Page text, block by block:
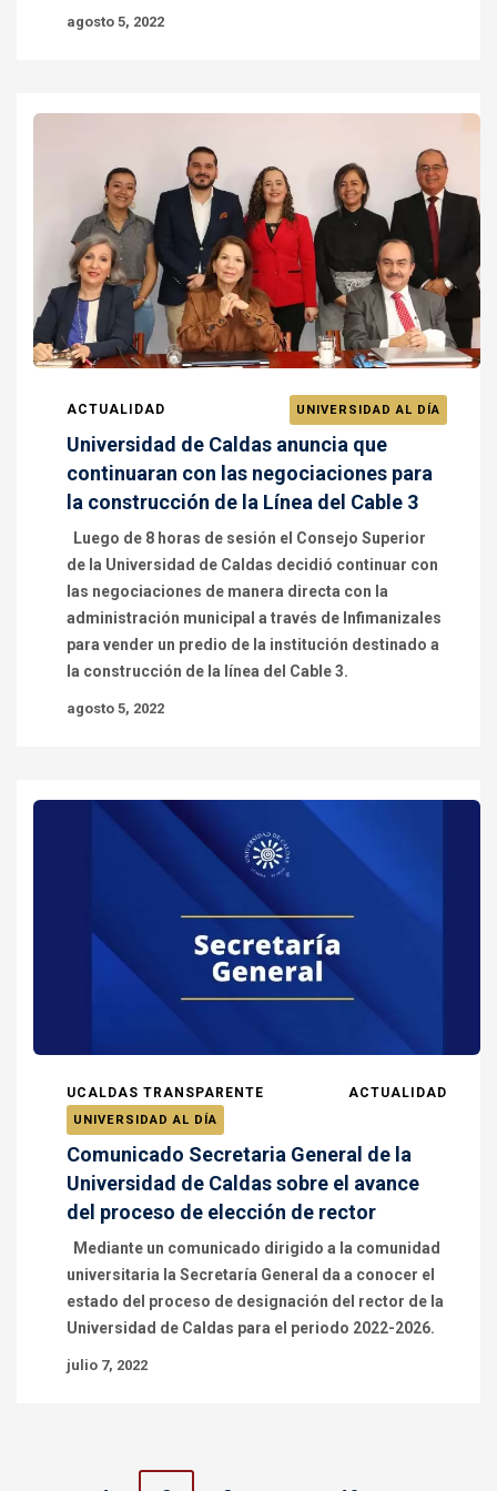
agosto 5, 2022
ACTUALIDAD UNIVERSIDAD AL DÍA
Universidad de Caldas anuncia que
continuaran con las negociaciones para
la construcción de la Línea del Cable 3
Luego de 8 horas de sesión el Consejo Superior
de la Universidad de Caldas decidió continuar con
las negociaciones de manera directa con la
administración municipal a través de Infimanizales
para vender un predio de la institución destinado a
la construcción de la línea del Cable 3.
agosto 5, 2022
UCALDAS TRANSPARENTE ACTUALIDAD
UNIVERSIDAD AL DÍA
Comunicado Secretaria General de la
Universidad de Caldas sobre el avance
del proceso de elección de rector
Mediante un comunicado dirigido a la comunidad
universitaria la Secretaría General da a conocer el
estado del proceso de designación del rector de la
Universidad de Caldas para el periodo 2022-2026.
julio 7, 2022